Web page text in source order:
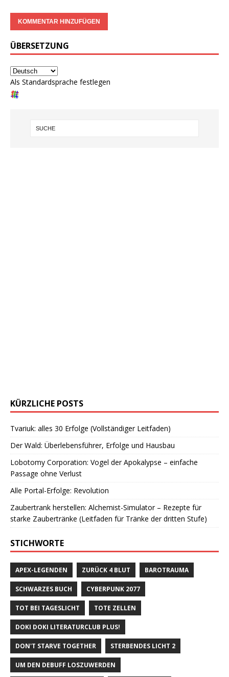
ÜBERSETZUNG
Als Standardsprache festlegen
KÜRZLICHE POSTS
Tvariuk: alles 30 Erfolge (Vollständiger Leitfaden)
Der Wald: Überlebensführer, Erfolge und Hausbau
Lobotomy Corporation: Vogel der Apokalypse – einfache
Passage ohne Verlust
Alle Portal-Erfolge: Revolution
Zaubertrank herstellen: Alchemist-Simulator – Rezepte für
starke Zaubertränke (Leitfaden für Tränke der dritten Stufe)
STICHWORTE
APEX-LEGENDEN ZURÜCK 4 BLUT BAROTRAUMA
SCHWARZES BUCH CYBERPUNK 2077
TOT BEI TAGESLICHT TOTE ZELLEN
DOKI DOKI LITERATURCLUB PLUS!
DON'T STARVE TOGETHER STERBENDES LICHT 2
UM DEN DEBUFF LOSZUWERDEN